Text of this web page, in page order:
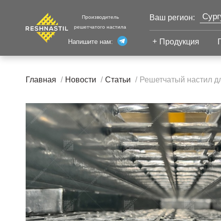
Производитель
решетчатого настила
Напишите нам:
Ваш регион:
Продукция
Настил с
противоскольжением
Настил для стеллажей
Настил для морских
платформ
Главная Новости Статьи Решетчатый настил